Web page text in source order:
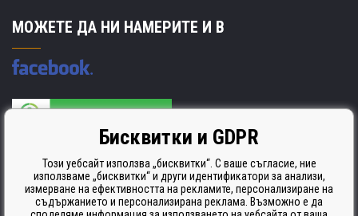
МОЖЕТЕ ДА НИ НАМЕРИТЕ И В
Производителят на касети е сертифициран
ISO 9001. ISO 14001 и STMC.
Бисквитки и GDPR
Този уебсайт използва „бисквитки“. С ваше съгласие, ние
използваме „бисквитки“ и други идентификатори за анализи,
измерване на ефективността на рекламите, персонализиране на
съдържанието и персонализирана реклама. Възможно е да